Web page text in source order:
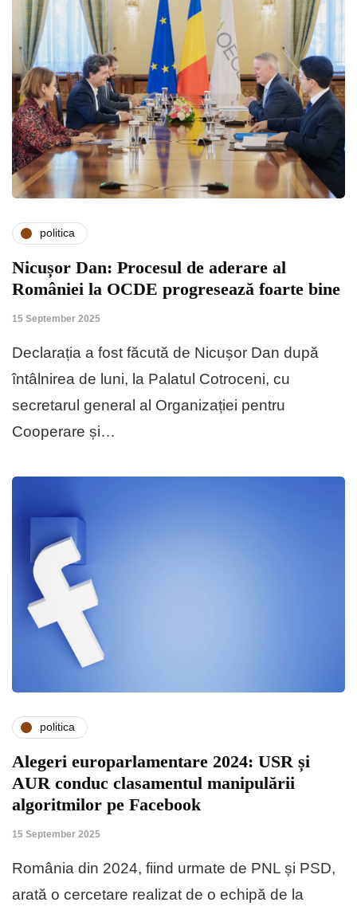
politica
Nicușor Dan: Procesul de aderare al
României la OCDE progresează foarte bine
15 September 2025
Declarația a fost făcută de Nicușor Dan după
întâlnirea de luni, la Palatul Cotroceni, cu
secretarul general al Organizației pentru
Cooperare și…
politica
Alegeri europarlamentare 2024: USR și
AUR conduc clasamentul manipulării
algoritmilor pe Facebook
15 September 2025
România din 2024, fiind urmate de PNL și PSD,
arată o cercetare realizat de o echipă de la